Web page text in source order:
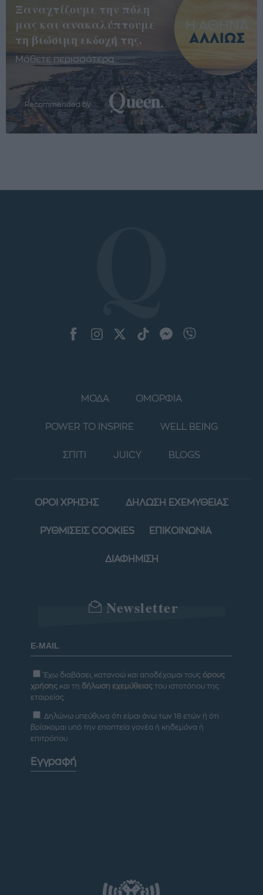
Ξαναχτίζουμε την πόλη
μας και ανακαλύπτουμε
τη βιώσιμη εκδοχή της.
Μάθετε περισσότερα
Recommended by
ΜΟΔΑ ΟΜΟΡΦΙΑ
POWER TO INSPIRE WELL BEING
ΣΠΙΤΙ JUICY BLOGS
ΟΡΟΙ ΧΡΗΣΗΣ ΔΗΛΩΣΗ ΕΧΕΜΥΘΕΙΑΣ
ΡΥΘΜΙΣΕΙΣ COOKIES ΕΠΙΚΟΙΝΩΝΙΑ
ΔΙΑΦΗΜΙΣΗ
Newsletter
Έχω διαβάσει, κατανοώ και αποδέχομαι τους όρους
χρήσης και τη δήλωση εχεμύθειας του ιστοτόπου της
εταιρείας
Δηλώνω υπεύθυνα ότι είμαι άνω των 18 ετών ή ότι
βρίσκομαι υπό την εποπτεία γονέα ή κηδεμόνα ή
επιτρόπου
Εγγραφή